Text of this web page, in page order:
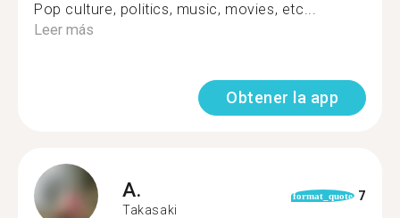
Pop culture, politics, music, movies, etc...
Leer más
Obtener la app
A.
Takasaki
format_quote 7